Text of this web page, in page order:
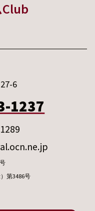
6
1237
第3486号